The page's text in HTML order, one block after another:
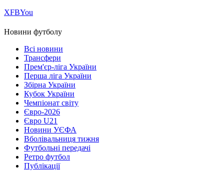
ХFBYou
Новини футболу
Всі новини
Трансфери
Прем'єр-ліга України
Перша ліга України
Збірна України
Кубок України
Чемпіонат світу
Євро-2026
Євро U21
Новини УЄФА
Вболівальниця тижня
Футбольні передачі
Ретро футбол
Публікації